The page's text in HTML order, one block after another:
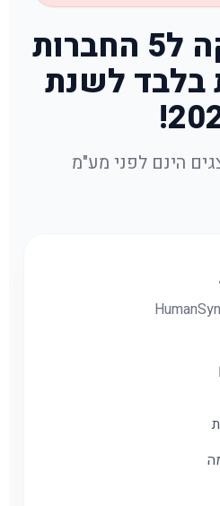
מבצע השקה ל5 החברות
בלבד לשנת
הינם לפני מע"מ